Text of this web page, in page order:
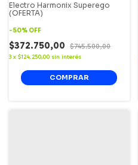
Electro Harmonix Superego
(OFERTA)
-50% OFF
$372.750,00 $745.500,00
3 x $124.250,00 sin interés